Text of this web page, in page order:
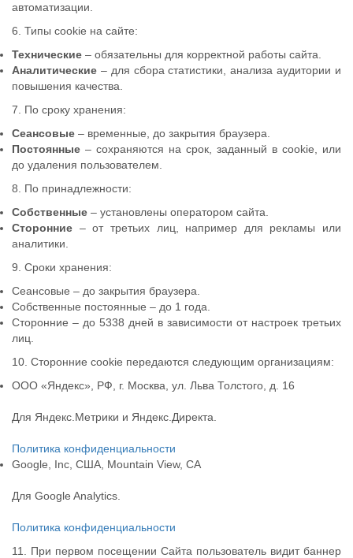
автоматизации.
6. Типы cookie на сайте:
Технические – обязательны для корректной работы сайта.
Аналитические – для сбора статистики, анализа аудитории и
повышения качества.
7. По сроку хранения:
Сеансовые – временные, до закрытия браузера.
Постоянные – сохраняются на срок, заданный в cookie, или
до удаления пользователем.
8. По принадлежности:
Собственные – установлены оператором сайта.
Сторонние – от третьих лиц, например для рекламы или
аналитики.
9. Сроки хранения:
Сеансовые – до закрытия браузера.
Собственные постоянные – до 1 года.
Сторонние – до 5338 дней в зависимости от настроек третьих
лиц.
10. Сторонние cookie передаются следующим организациям:
ООО «Яндекс», РФ, г. Москва, ул. Льва Толстого, д. 16
Для Яндекс.Метрики и Яндекс.Директа.
Политика конфиденциальности
Google, Inc, США, Mountain View, CA
Для Google Analytics.
Политика конфиденциальности
11. При первом посещении Сайта пользователь видит баннер